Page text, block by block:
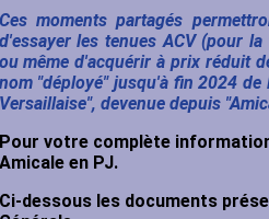
moments partagés
les tenues ACV (pour
même d'acquérir à prix réduit
"déployé" jusqu'à fin 2024 de
devenue depuis
votre complète
en PJ.
dessous les documents